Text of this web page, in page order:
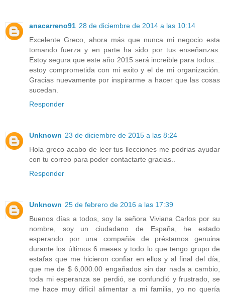
anacarreno91 28 de diciembre de 2014 a las 10:14
Excelente Greco, ahora más que nunca mi negocio esta
tomando fuerza y en parte ha sido por tus enseñanzas.
Estoy segura que este año 2015 será increible para todos...
estoy comprometida con mi exito y el de mi organización.
Gracias nuevamente por inspirarme a hacer que las cosas
sucedan.
Responder
Unknown 23 de diciembre de 2015 a las 8:24
Hola greco acabo de leer tus llecciones me podrias ayudar
con tu correo para poder contactarte gracias..
Responder
Unknown 25 de febrero de 2016 a las 17:39
Buenos días a todos, soy la señora Viviana Carlos por su
nombre, soy un ciudadano de España, he estado
esperando por una compañía de préstamos genuina
durante los últimos 6 meses y todo lo que tengo grupo de
estafas que me hicieron confiar en ellos y al final del día,
que me de $ 6,000.00 engañados sin dar nada a cambio,
toda mi esperanza se perdió, se confundió y frustrado, se
me hace muy difícil alimentar a mi familia, yo no quería